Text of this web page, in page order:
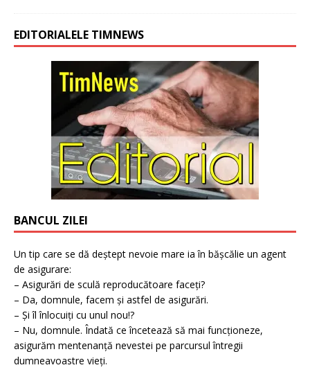
EDITORIALELE TIMNEWS
BANCUL ZILEI
Un tip care se dă deștept nevoie mare ia în bășcălie un agent
de asigurare:
– Asigurări de sculă reproducătoare faceți?
– Da, domnule, facem și astfel de asigurări.
– Și îl înlocuiți cu unul nou!?
– Nu, domnule. Îndată ce încetează să mai funcționeze,
asigurăm mentenanță nevestei pe parcursul întregii
dumneavoastre vieți.